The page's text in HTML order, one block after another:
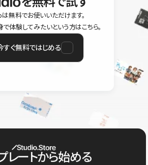
無料でお使いいただけます。
で体験してみたいという方はこちら。
すぐ無料ではじめる
レートから始める